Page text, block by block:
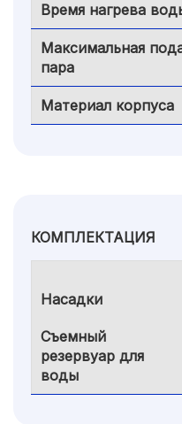
Время нагрева
Максимальная
пара
Материал корпуса
КОМПЛЕКТАЦИЯ
Насадки
Съемный
резервуар для
воды